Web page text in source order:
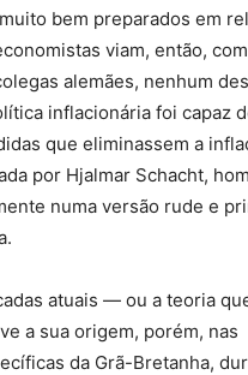
bem preparados em
viam, então,
alemães, nenhum
inflacionária foi capaz
que eliminassem a
por Hjalmar Schacht,
numa versão rude e
atuais — ou a teoria
a sua origem, porém, nas
da Grã-Bretanha,